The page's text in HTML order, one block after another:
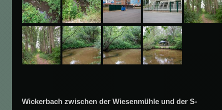
Wickerbach zwischen der Wiesenmühle und der S-